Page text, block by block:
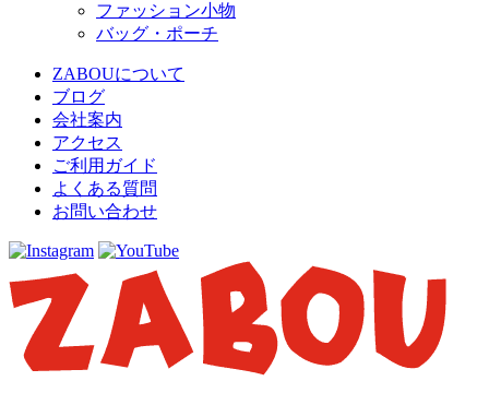
ファッション小物
バッグ・ポーチ
ZABOUについて
ブログ
会社案内
アクセス
ご利用ガイド
よくある質問
お問い合わせ